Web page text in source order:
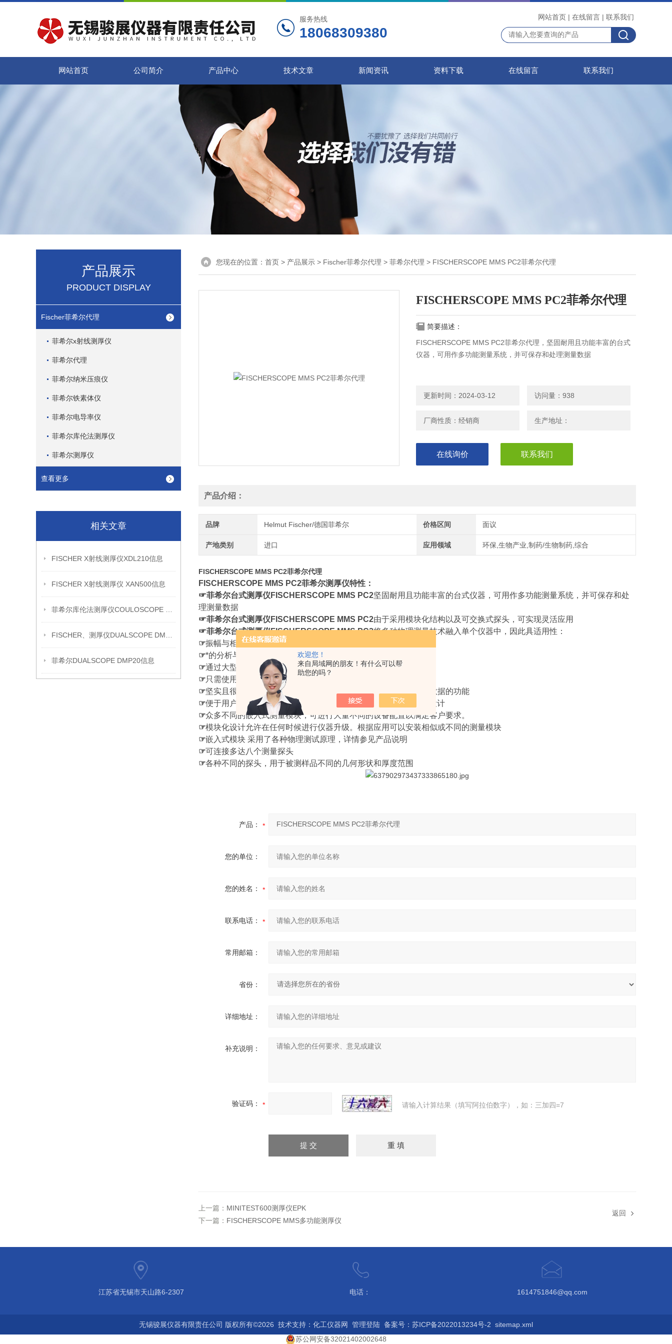
欢迎您！
来自局域网的朋友！有什么可以帮
助您的吗？
服务热线
18068309380
网站首页 | 在线留言 | 联系我们
网站首页 公司简介 产品中心 技术文章 新闻资讯 资料下载 在线留言 联系我们
产品展示
PRODUCT DISPLAY
Fischer菲希尔代理
菲希尔x射线测厚仪
菲希尔代理
菲希尔纳米压痕仪
菲希尔铁素体仪
菲希尔电导率仪
菲希尔库伦法测厚仪
菲希尔测厚仪
查看更多
相关文章
FISCHER X射线测厚仪XDL210信息
FISCHER X射线测厚仪 XAN500信息
菲希尔DUALSCOPE DMP20信息
您现在的位置： 首页 > 产品展示 > Fischer菲希尔代理 > 菲希尔代理 > FISCHERSCOPE MMS PC2菲希尔代理
FISCHERSCOPE MMS PC2菲希尔代理
简要描述：
FISCHERSCOPE MMS PC2菲希尔代理，坚固耐用且功能丰富的台式
仪器，可用作多功能测量系统，并可保存和处理测量数据
更新时间：2024-03-12 访问量：938
厂商性质：经销商 生产地址：
在线询价 联系我们
产品介绍：
品牌 Helmut Fischer/德国菲希尔 价格区间 面议
产地类别 进口 应用领域 环保,生物产业,制药/生物制药,综合
FISCHERSCOPE MMS PC2菲希尔代理
FISCHERSCOPE MMS PC2菲希尔测厚仪特性：
☞菲希尔台式测厚仪FISCHERSCOPE MMS PC2坚固耐用且功能丰富的台式仪器，可用作多功能测量系统，并可保存和处
理测量数据
☞菲希尔台式测厚仪FISCHERSCOPE MMS PC2由于采用模块化结构以及可交换式探头，可实现灵活应用
☞菲希尔台式测厚仪FISCHERSCOPE MMS PC2将多种物理测量技术融入单个仪器中，因此具适用性：
☞振幅与相位敏感电涡流、磁感应、β 射线
☞*的分析与统计功能
☞通过大型内置触摸屏或使用键盘和鼠标进行直观操作
☞只需使用一台仪器就可以完成涂镀层厚度测量以及材料测试
☞坚实且很通用的台式多功能测量系统，具有保存数据和处理测量数据的功能
☞便于用户操作的宽大高分辨率 LCD 触摸屏，基于Windows? CE设计
☞众多不同的嵌入式测量模块，可进行大量不同的设备配置以满足客户要求。
☞模块化设计允许在任何时候进行仪器升级。根据应用可以安装相似或不同的测量模块
☞嵌入式模块 采用了各种物理测试原理，详情参见产品说明
☞可连接多达八个测量探头
☞各种不同的探头，用于被测样品不同的几何形状和厚度范围
产品：
您的单位：
您的姓名：
联系电话：
常用邮箱：
省份：
详细地址：
补充说明：
验证码： 请输入计算结果（填写阿拉伯数字），如：三加四=7
上一篇： MINITEST600测厚仪EPK
下一篇： FISCHERSCOPE MMS多功能测厚仪
返回
江苏省无锡市天山路6-2307 电话： 1614751846@qq.com
无锡骏展仪器有限责任公司 版权所有©2026 技术支持： 化工仪器网 管理登陆 备案号：苏ICP备2022013234号-2 sitemap.xml
苏公网安备32021402002648